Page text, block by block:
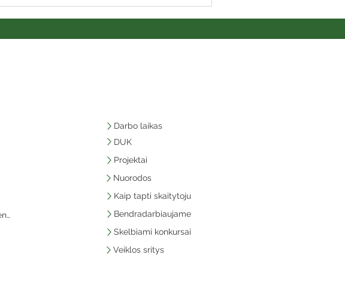
Konsultavimasis su visuomene
Darbo laikas
DUK
Projektai
Nuorodos
Kaip tapti skaitytoju
Bendradarbiaujame
Skelbiami konkursai
Veiklos sritys